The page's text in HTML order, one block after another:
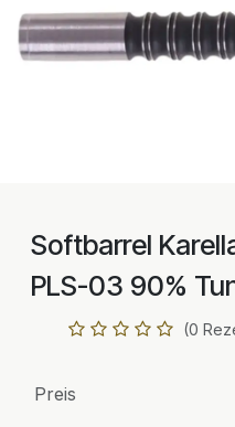
Softbarrel
PLS-03 90%
(0
Preis